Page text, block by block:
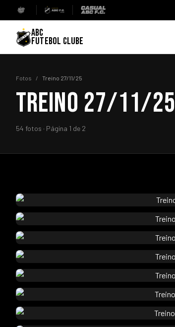
ABC
FUTEBOL CLUBE
Fotos / Treino 27/11/25
TREINO 27/11/25
54 fotos · Página 1 de 2